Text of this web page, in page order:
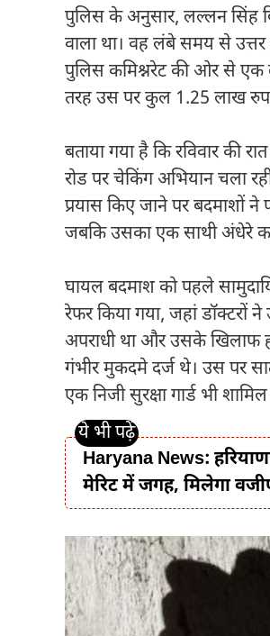
पुलिस के अनुसार, लल्लन सिंह
वाला था। वह लंबे समय से उत्तर
पुलिस कमिश्नरेट की ओर से एक
तरह उस पर कुल 1.25 लाख
बताया गया है कि रविवार की
रोड पर चेकिंग अभियान चला
प्रयास किए जाने पर बदमाशों
जबकि उसका एक साथी अंधेरे
घायल बदमाश को पहले
रेफर किया गया, जहां डॉक्टरों
अपराधी था और उसके खिलाफ
गंभीर मुकदमे दर्ज थे। उस पर
एक निजी सुरक्षा गार्ड भी
Haryana News:
मेरिट में जगह, मिलेगा